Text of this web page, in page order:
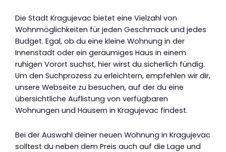
Die Stadt Kragujevac bietet eine Vielzahl von
Wohnmöglichkeiten für jeden Geschmack und jedes
Budget. Egal, ob du eine kleine Wohnung in der
Innenstadt oder ein geräumiges Haus in einem
ruhigen Vorort suchst, hier wirst du sicherlich fündig.
Um den Suchprozess zu erleichtern, empfehlen wir dir,
unsere Webseite zu besuchen, auf der du eine
übersichtliche Auflistung von verfügbaren
Wohnungen und Häusern in Kragujevac findest.
Bei der Auswahl deiner neuen Wohnung in Kragujevac
solltest du neben dem Preis auch auf die Lage und